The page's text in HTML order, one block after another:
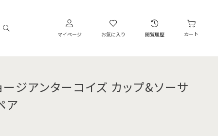
マイページ お気に入り 閲覧履歴 カート
ージアンターコイズ カップ&ソーサ
ア